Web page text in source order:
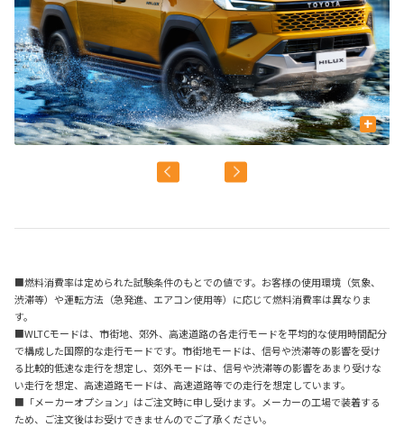
+
■燃料消費率は定められた試験条件のもとでの値です。お客様の使用環境（気象、
渋滞等）や運転方法（急発進、エアコン使用等）に応じて燃料消費率は異なりま
す。
■WLTCモードは、市街地、郊外、高速道路の各走行モードを平均的な使用時間配分
で構成した国際的な走行モードです。市街地モードは、信号や渋滞等の影響を受け
る比較的低速な走行を想定し、郊外モードは、信号や渋滞等の影響をあまり受けな
い走行を想定、高速道路モードは、高速道路等での走行を想定しています。
■「メーカーオプション」はご注文時に申し受けます。メーカーの工場で装着する
ため、ご注文後はお受けできませんのでご了承ください。